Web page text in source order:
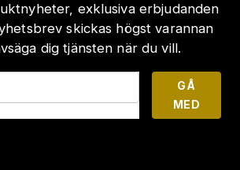
exklusiva erbjudanden
skickas högst varannan
dig tjänsten när du vill.
GÅ
MED